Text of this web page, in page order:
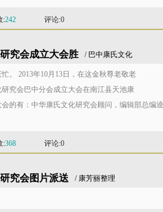
:242 评论:0
究会成立大会胜 / 巴中康氏文化
。 2013年10月13日，在这金秋尊老敬老
究会巴中分会成立大会在南江县天池康
的有：中华康氏文化研究会顾问，编辑部总编
:368 评论:0
究会图片派送 / 康芳丽整理